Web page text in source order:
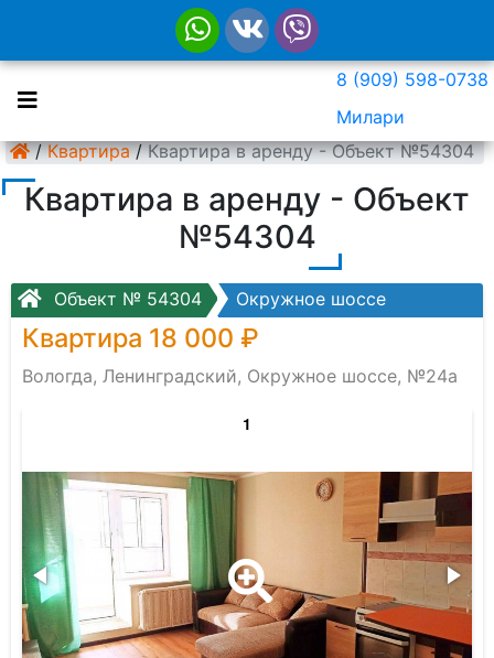
8 (909) 598-0738
Милари
/ Квартира / Квартира в аренду - Объект №54304
Квартира в аренду - Объект
№54304
Объект № 54304 Окружное шоссе
Квартира 18 000 ₽
Вологда, Ленинградский, Окружное шоссе, №24а
1